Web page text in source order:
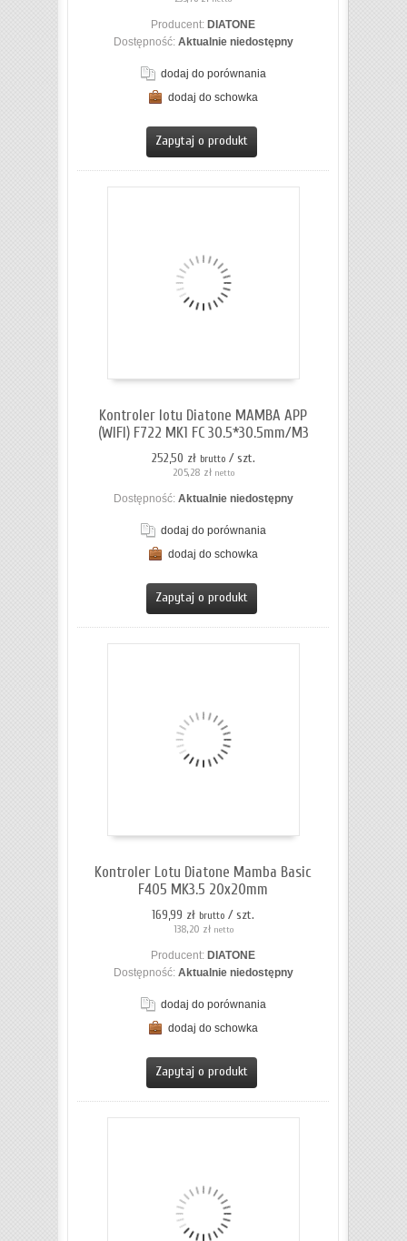
Producent: DIATONE
Dostępność: Aktualnie niedostępny
dodaj do porównania
dodaj do schowka
Zapytaj o produkt
Kontroler lotu Diatone MAMBA APP
(WIFI) F722 MK1 FC 30.5*30.5mm/M3
252,50 zł brutto / szt.
205,28 zł netto
Dostępność: Aktualnie niedostępny
dodaj do porównania
dodaj do schowka
Zapytaj o produkt
Kontroler Lotu Diatone Mamba Basic
F405 MK3.5 20x20mm
169,99 zł brutto / szt.
138,20 zł netto
Producent: DIATONE
Dostępność: Aktualnie niedostępny
dodaj do porównania
dodaj do schowka
Zapytaj o produkt